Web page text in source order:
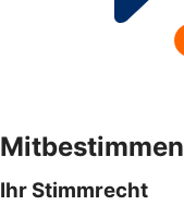
Mitbestimmen
Ihr Stimmrecht